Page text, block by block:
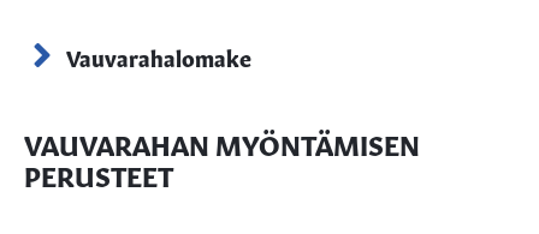
Vauvarahalomake
VAUVARAHAN MYÖNTÄMISEN
PERUSTEET